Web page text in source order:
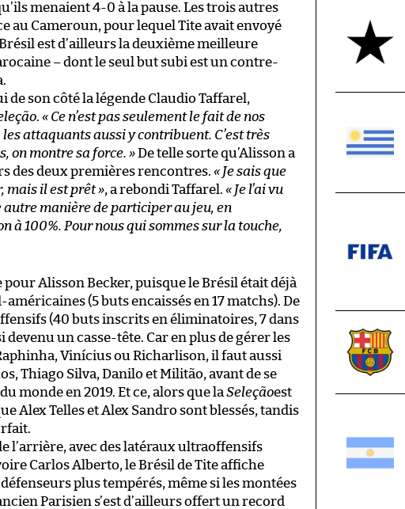
menaient 4-0 à la pause. Les trois autres
au Cameroun, pour lequel Tite avait envoyé
est d’ailleurs la deuxième meilleure
– dont le seul but subi est un contre-
de son côté la légende Claudio Taffarel,
. « Ce n’est pas seulement le fait de nos
attaquants aussi y contribuent. C’est très
on montre sa force. »De telle sorte qu’Alisson a
des deux premières rencontres. « Je sais que
mais il est prêt », a rebondi Taffarel. « Je l’ai vu
autre manière de participer au jeu, en
100%. Pour nous qui sommes sur la touche,
pour Alisson Becker, puisque le Brésil était déjà
(5 buts encaissés en 17 matchs). De
(40 buts inscrits en éliminatoires, 7 dans
devenu un casse-tête. Car en plus de gérer les
Vinícius ou Richarlison, il faut aussi
Thiago Silva, Danilo et Militão, avant de se
monde en 2019. Et ce, alors que la Seleçãoest
Alex Telles et Alex Sandro sont blessés, tandis
l’arrière, avec des latéraux ultraoffensifs
Carlos Alberto, le Brésil de Tite affiche
plus tempérés, même si les montées
Parisien s’est d’ailleurs offert un record